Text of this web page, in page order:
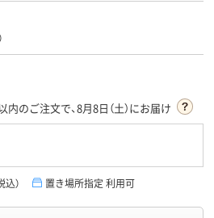
内のご注文で、8月8日（土）にお届け
込） 置き場所指定 利用可